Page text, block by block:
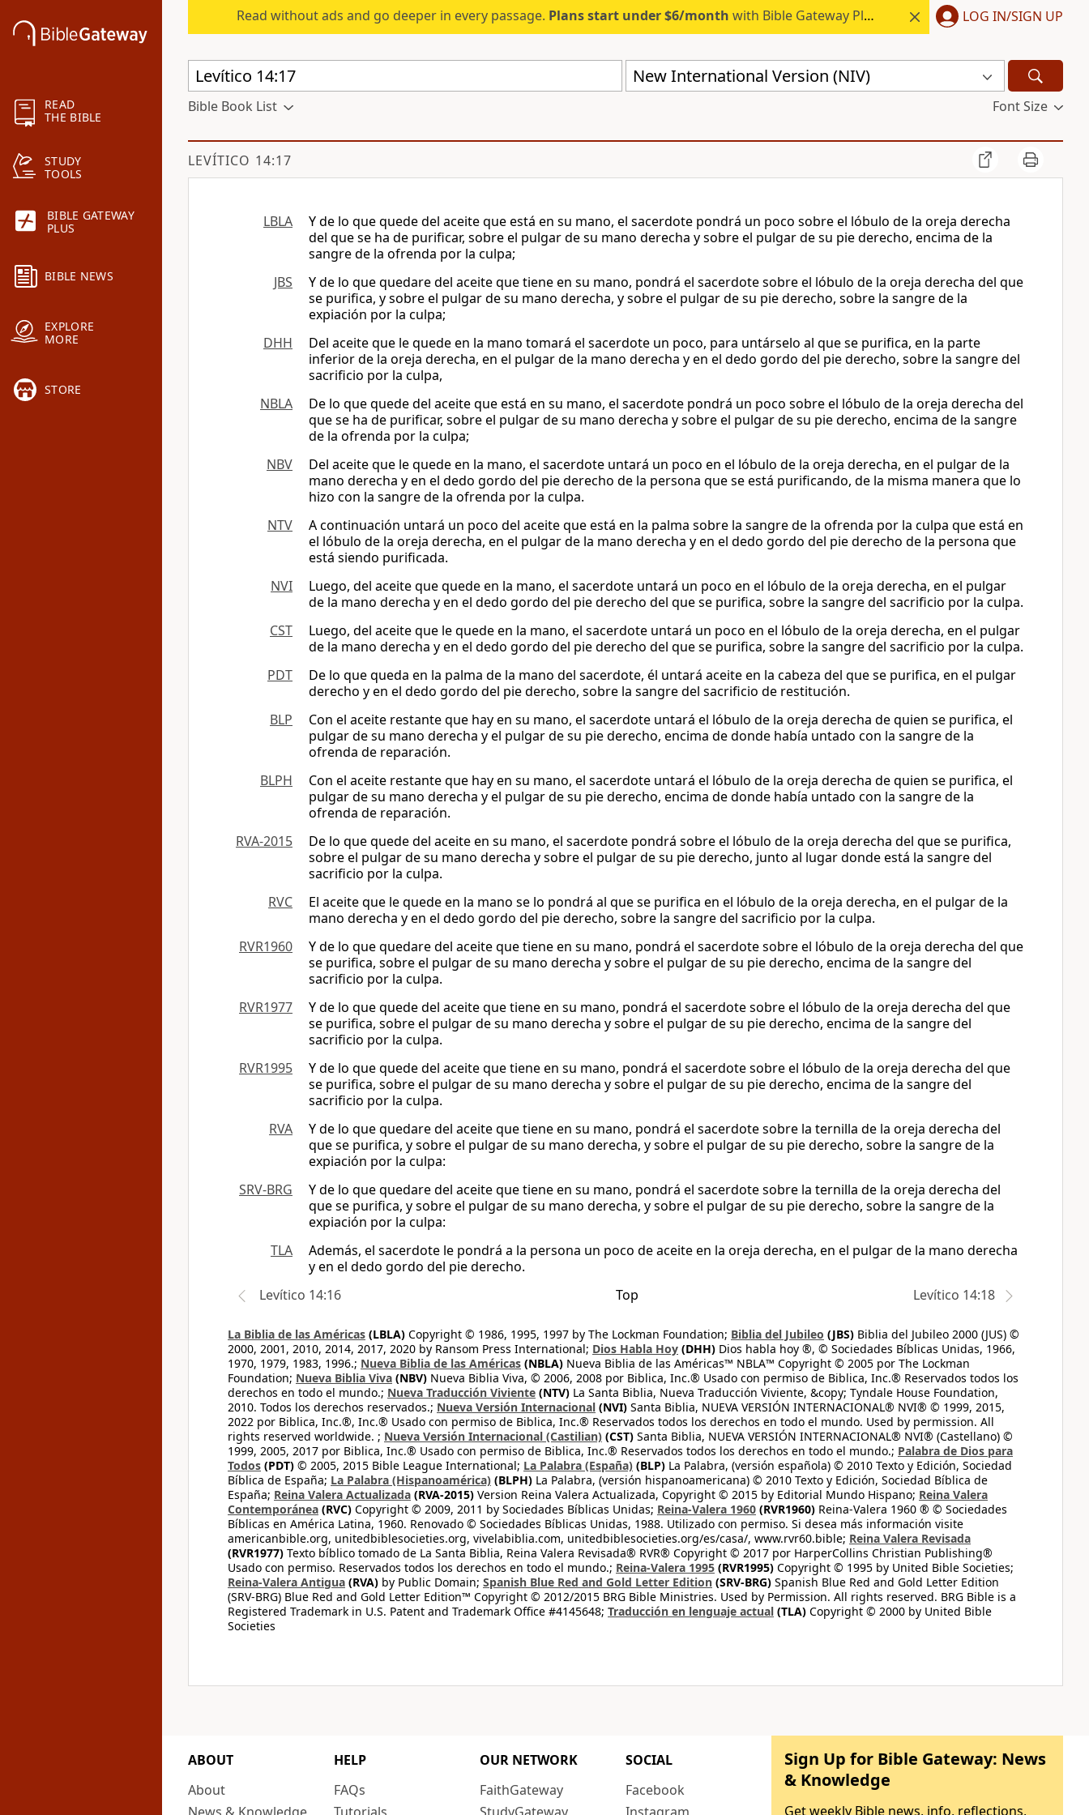
READ
THE BIBLE
STUDY
TOOLS
BIBLE GATEWAY
PLUS
BIBLE NEWS
EXPLORE
MORE
STORE
Read without ads and go deeper in every passage. Plans start under $6/month with Bible Gateway Plus. LOG IN/SIGN UP
New International Version (NIV)
Bible Book List Font Size
LEVÍTICO 14:17
LBLA
Y de lo que quede del aceite que está en su mano, el sacerdote pondrá un poco sobre el lóbulo de la oreja derecha
del que se ha de purificar, sobre el pulgar de su mano derecha y sobre el pulgar de su pie derecho, encima de la
sangre de la ofrenda por la culpa;
JBS
Y de lo que quedare del aceite que tiene en su mano, pondrá el sacerdote sobre el lóbulo de la oreja derecha del que
se purifica, y sobre el pulgar de su mano derecha, y sobre el pulgar de su pie derecho, sobre la sangre de la
expiación por la culpa;
DHH
Del aceite que le quede en la mano tomará el sacerdote un poco, para untárselo al que se purifica, en la parte
inferior de la oreja derecha, en el pulgar de la mano derecha y en el dedo gordo del pie derecho, sobre la sangre del
sacrificio por la culpa,
NBLA
De lo que quede del aceite que está en su mano, el sacerdote pondrá un poco sobre el lóbulo de la oreja derecha del
que se ha de purificar, sobre el pulgar de su mano derecha y sobre el pulgar de su pie derecho, encima de la sangre
de la ofrenda por la culpa;
NBV
Del aceite que le quede en la mano, el sacerdote untará un poco en el lóbulo de la oreja derecha, en el pulgar de la
mano derecha y en el dedo gordo del pie derecho de la persona que se está purificando, de la misma manera que lo
hizo con la sangre de la ofrenda por la culpa.
NTV
A continuación untará un poco del aceite que está en la palma sobre la sangre de la ofrenda por la culpa que está en
el lóbulo de la oreja derecha, en el pulgar de la mano derecha y en el dedo gordo del pie derecho de la persona que
está siendo purificada.
NVI
Luego, del aceite que quede en la mano, el sacerdote untará un poco en el lóbulo de la oreja derecha, en el pulgar
de la mano derecha y en el dedo gordo del pie derecho del que se purifica, sobre la sangre del sacrificio por la culpa.
CST
Luego, del aceite que le quede en la mano, el sacerdote untará un poco en el lóbulo de la oreja derecha, en el pulgar
de la mano derecha y en el dedo gordo del pie derecho del que se purifica, sobre la sangre del sacrificio por la culpa.
PDT
De lo que queda en la palma de la mano del sacerdote, él untará aceite en la cabeza del que se purifica, en el pulgar
derecho y en el dedo gordo del pie derecho, sobre la sangre del sacrificio de restitución.
BLP
Con el aceite restante que hay en su mano, el sacerdote untará el lóbulo de la oreja derecha de quien se purifica, el
pulgar de su mano derecha y el pulgar de su pie derecho, encima de donde había untado con la sangre de la
ofrenda de reparación.
BLPH
Con el aceite restante que hay en su mano, el sacerdote untará el lóbulo de la oreja derecha de quien se purifica, el
pulgar de su mano derecha y el pulgar de su pie derecho, encima de donde había untado con la sangre de la
ofrenda de reparación.
RVA-2015
De lo que quede del aceite en su mano, el sacerdote pondrá sobre el lóbulo de la oreja derecha del que se purifica,
sobre el pulgar de su mano derecha y sobre el pulgar de su pie derecho, junto al lugar donde está la sangre del
sacrificio por la culpa.
RVC
El aceite que le quede en la mano se lo pondrá al que se purifica en el lóbulo de la oreja derecha, en el pulgar de la
mano derecha y en el dedo gordo del pie derecho, sobre la sangre del sacrificio por la culpa.
RVR1960
Y de lo que quedare del aceite que tiene en su mano, pondrá el sacerdote sobre el lóbulo de la oreja derecha del que
se purifica, sobre el pulgar de su mano derecha y sobre el pulgar de su pie derecho, encima de la sangre del
sacrificio por la culpa.
RVR1977
Y de lo que quede del aceite que tiene en su mano, pondrá el sacerdote sobre el lóbulo de la oreja derecha del que
se purifica, sobre el pulgar de su mano derecha y sobre el pulgar de su pie derecho, encima de la sangre del
sacrificio por la culpa.
RVR1995
Y de lo que quede del aceite que tiene en su mano, pondrá el sacerdote sobre el lóbulo de la oreja derecha del que
se purifica, sobre el pulgar de su mano derecha y sobre el pulgar de su pie derecho, encima de la sangre del
sacrificio por la culpa.
RVA
Y de lo que quedare del aceite que tiene en su mano, pondrá el sacerdote sobre la ternilla de la oreja derecha del
que se purifica, y sobre el pulgar de su mano derecha, y sobre el pulgar de su pie derecho, sobre la sangre de la
expiación por la culpa:
SRV-BRG
Y de lo que quedare del aceite que tiene en su mano, pondrá el sacerdote sobre la ternilla de la oreja derecha del
que se purifica, y sobre el pulgar de su mano derecha, y sobre el pulgar de su pie derecho, sobre la sangre de la
expiación por la culpa:
TLA
Además, el sacerdote le pondrá a la persona un poco de aceite en la oreja derecha, en el pulgar de la mano derecha
y en el dedo gordo del pie derecho.
Levítico 14:16
Top Levítico 14:18
La Biblia de las Américas (LBLA) Copyright © 1986, 1995, 1997 by The Lockman Foundation; Biblia del Jubileo (JBS) Biblia del Jubileo 2000 (JUS) ©
2000, 2001, 2010, 2014, 2017, 2020 by Ransom Press International; Dios Habla Hoy (DHH) Dios habla hoy ®, © Sociedades Bíblicas Unidas, 1966,
1970, 1979, 1983, 1996.; Nueva Biblia de las Américas (NBLA) Nueva Biblia de las Américas™ NBLA™ Copyright © 2005 por The Lockman
Foundation; Nueva Biblia Viva (NBV) Nueva Biblia Viva, © 2006, 2008 por Biblica, Inc.® Usado con permiso de Biblica, Inc.® Reservados todos los
derechos en todo el mundo.; Nueva Traducción Viviente (NTV) La Santa Biblia, Nueva Traducción Viviente, &copy; Tyndale House Foundation,
2010. Todos los derechos reservados.; Nueva Versión Internacional (NVI) Santa Biblia, NUEVA VERSIÓN INTERNACIONAL® NVI® © 1999, 2015,
2022 por Biblica, Inc.®, Inc.® Usado con permiso de Biblica, Inc.® Reservados todos los derechos en todo el mundo. Used by permission. All
rights reserved worldwide. ; Nueva Versión Internacional (Castilian) (CST) Santa Biblia, NUEVA VERSIÓN INTERNACIONAL® NVI® (Castellano) ©
1999, 2005, 2017 por Biblica, Inc.® Usado con permiso de Biblica, Inc.® Reservados todos los derechos en todo el mundo.; Palabra de Dios para
Todos (PDT) © 2005, 2015 Bible League International; La Palabra (España) (BLP) La Palabra, (versión española) © 2010 Texto y Edición, Sociedad
Bíblica de España; La Palabra (Hispanoamérica) (BLPH) La Palabra, (versión hispanoamericana) © 2010 Texto y Edición, Sociedad Bíblica de
España; Reina Valera Actualizada (RVA-2015) Version Reina Valera Actualizada, Copyright © 2015 by Editorial Mundo Hispano; Reina Valera
Contemporánea (RVC) Copyright © 2009, 2011 by Sociedades Bíblicas Unidas; Reina-Valera 1960 (RVR1960) Reina-Valera 1960 ® © Sociedades
Bíblicas en América Latina, 1960. Renovado © Sociedades Bíblicas Unidas, 1988. Utilizado con permiso. Si desea más información visite
americanbible.org, unitedbiblesocieties.org, vivelabiblia.com, unitedbiblesocieties.org/es/casa/, www.rvr60.bible; Reina Valera Revisada
(RVR1977) Texto bíblico tomado de La Santa Biblia, Reina Valera Revisada® RVR® Copyright © 2017 por HarperCollins Christian Publishing®
Usado con permiso. Reservados todos los derechos en todo el mundo.; Reina-Valera 1995 (RVR1995) Copyright © 1995 by United Bible Societies;
Reina-Valera Antigua (RVA) by Public Domain; Spanish Blue Red and Gold Letter Edition (SRV-BRG) Spanish Blue Red and Gold Letter Edition
(SRV-BRG) Blue Red and Gold Letter Edition™ Copyright © 2012/2015 BRG Bible Ministries. Used by Permission. All rights reserved. BRG Bible is a
Registered Trademark in U.S. Patent and Trademark Office #4145648; Traducción en lenguaje actual (TLA) Copyright © 2000 by United Bible
Societies
ABOUT
About
HELP
FAQs
OUR NETWORK
FaithGateway
SOCIAL
Facebook
Sign Up for Bible Gateway: News
& Knowledge
Get weekly Bible news, info, reflections,